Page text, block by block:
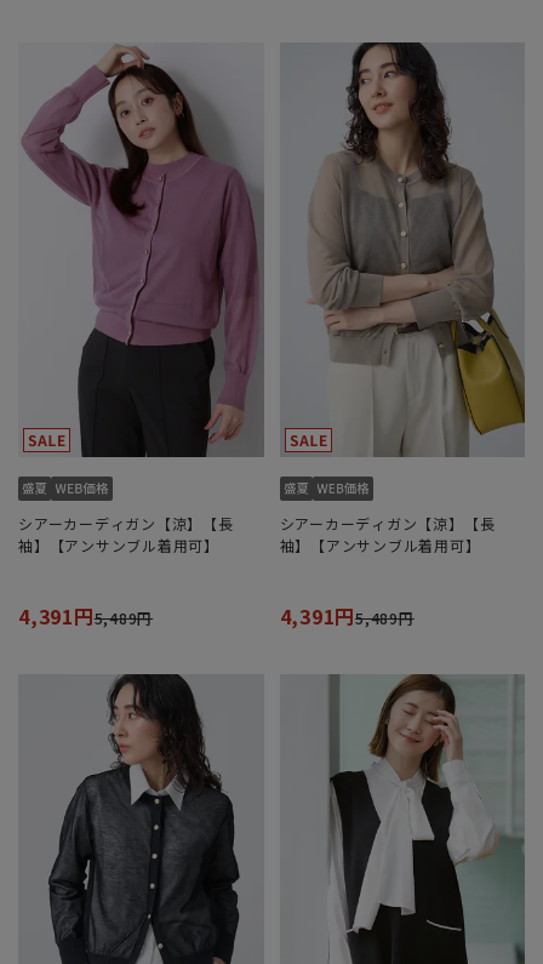
シアーカーディガン【涼】【長
袖】【アンサンブル着用可】
4,391円5,489円
シアーカーディガン【涼】【長
袖】【アンサンブル着用可】
4,391円5,489円